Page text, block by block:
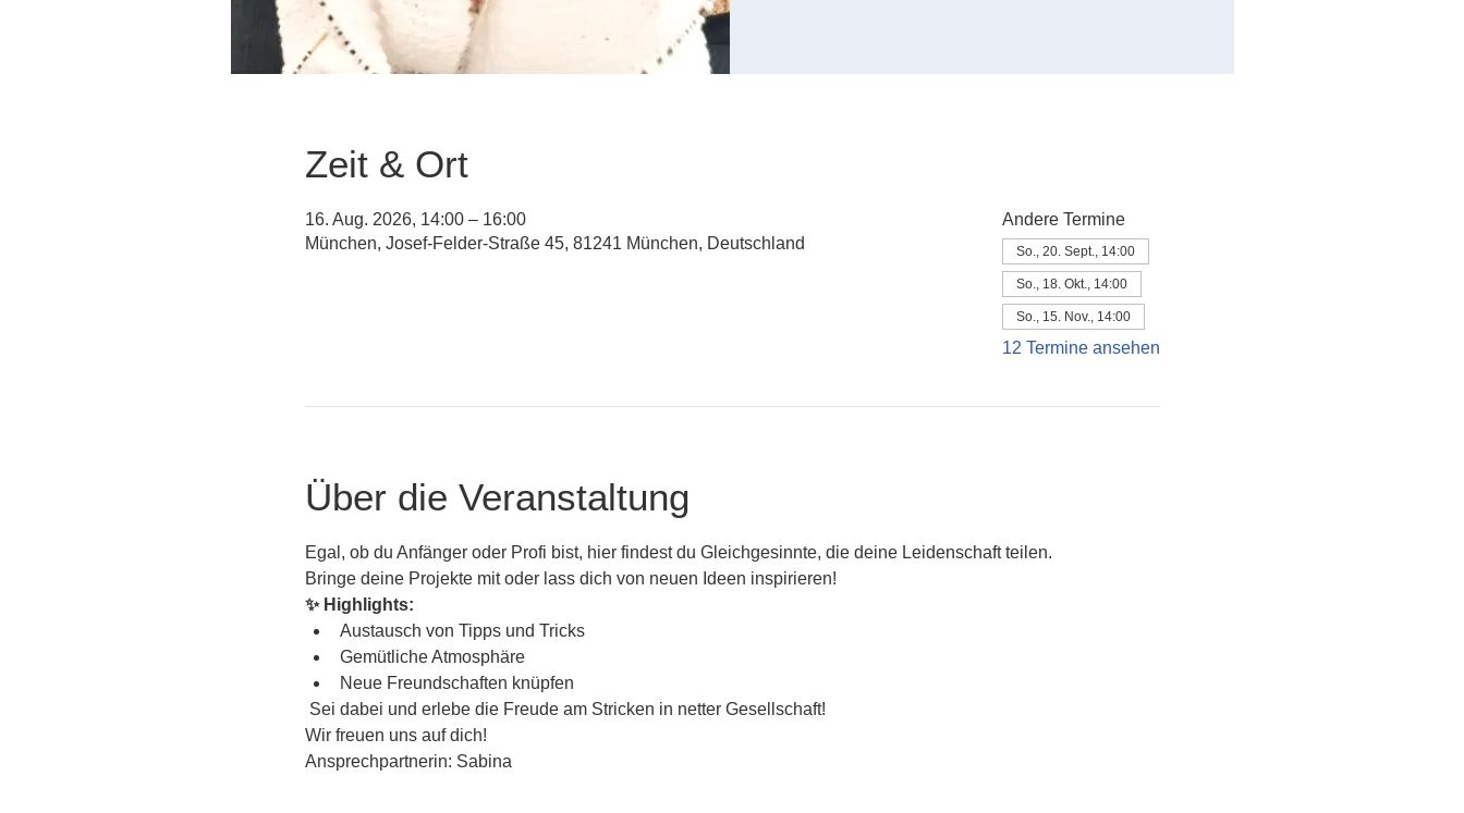
Zeit & Ort
16. Aug. 2026, 14:00 – 16:00
München, Josef-Felder-Straße 45, 81241 München, Deutschland
Andere Termine
So., 20. Sept., 14:00
So., 18. Okt., 14:00
So., 15. Nov., 14:00
12 Termine ansehen
Über die Veranstaltung
Egal, ob du Anfänger oder Profi bist, hier findest du Gleichgesinnte, die deine Leidenschaft teilen.
Bringe deine Projekte mit oder lass dich von neuen Ideen inspirieren!
✨ Highlights:
Austausch von Tipps und Tricks
Gemütliche Atmosphäre
Neue Freundschaften knüpfen
Sei dabei und erlebe die Freude am Stricken in netter Gesellschaft!
Wir freuen uns auf dich!
Ansprechpartnerin: Sabina